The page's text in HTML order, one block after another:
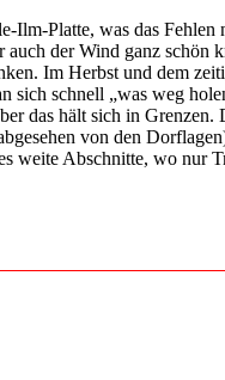
Ilm-Platte, was das Fehlen
der Wind ganz schön
Im Herbst und dem
sich schnell „was weg
das hält sich in Grenzen.
von den
weite Abschnitte, wo nur